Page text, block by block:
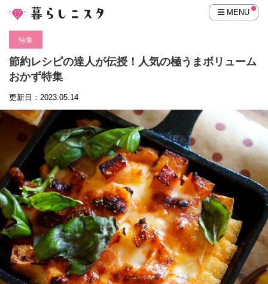
MENU
特集
節約レシピの達人が伝授！人気の極うまボリューム
おかず特集
更新日：2023.05.14